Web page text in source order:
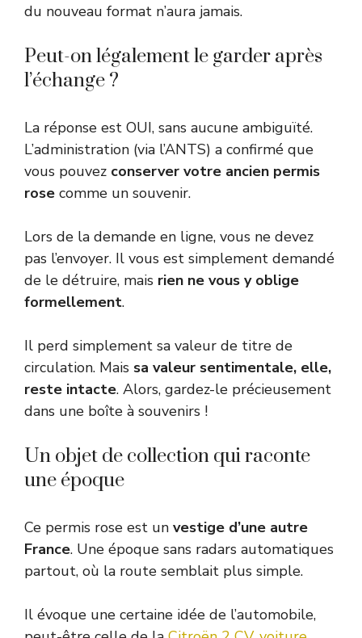
du nouveau format n’aura jamais.
Peut-on légalement le garder après
l’échange ?
La réponse est OUI, sans aucune ambiguïté.
L’administration (via l’ANTS) a confirmé que
vous pouvez conserver votre ancien permis
rose comme un souvenir.
Lors de la demande en ligne, vous ne devez
pas l’envoyer. Il vous est simplement demandé
de le détruire, mais rien ne vous y oblige
formellement.
Il perd simplement sa valeur de titre de
circulation. Mais sa valeur sentimentale, elle,
reste intacte. Alors, gardez-le précieusement
dans une boîte à souvenirs !
Un objet de collection qui raconte
une époque
Ce permis rose est un vestige d’une autre
France. Une époque sans radars automatiques
partout, où la route semblait plus simple.
Il évoque une certaine idée de l’automobile,